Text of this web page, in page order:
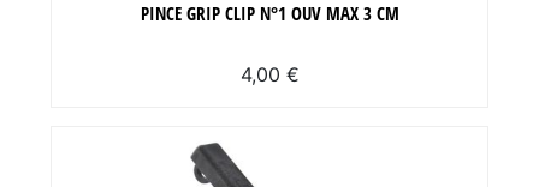
PINCE GRIP CLIP N°1 OUV MAX 3 CM
4,00 €